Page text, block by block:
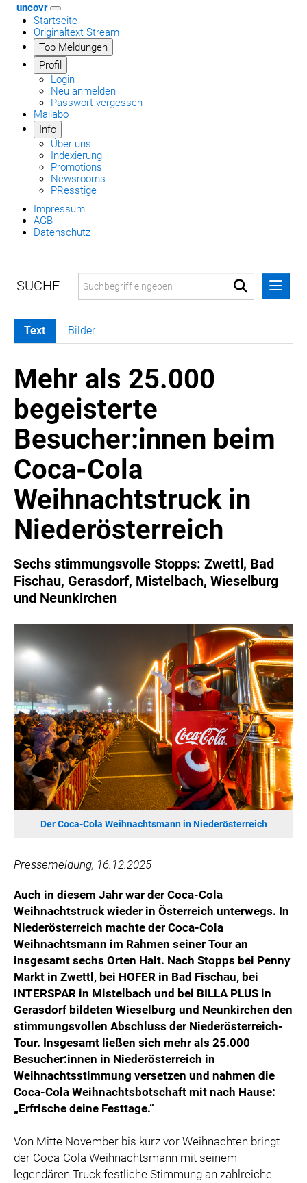
uncovr
Startseite
Originaltext Stream
Top Meldungen
Profil
Login
Neu anmelden
Passwort vergessen
Mailabo
Info
Über uns
Indexierung
Promotions
Newsrooms
PResstige
Impressum
AGB
Datenschutz
MELDUNGEN
COCA-COLA
Coca-Cola CUP
COCA-COLA HBC ÖSTERREICH
RÖMERQUELLE
ÖSTERREICHISCHE SPORTHILFE
KESCH
BARFLY'S CLUB
SPORTS MEDIA AUSTRIA
CULINARIUS
RECYCLEMICH-INITIATIVE
VIER HOCH VIER
ALFIES
WILHELM-EXNER-MEDAILLEN STIFTUNG
ADMIRAL SPORTWETTEN
EWP RECYCLING PFAND ÖSTERREICH
ANNEMARIE CHARITY
IMPERIAL MARKETS
TRÄGERVEREIN EINWEGPFAND
SPECIAL OLYMPICS ÖSTERREICH
MEDIA
PRESSEKONTAKT
Text Bilder
Mehr als 25.000
begeisterte
Besucher:innen beim
Coca-Cola
Weihnachtstruck in
Niederösterreich
Sechs stimmungsvolle Stopps: Zwettl, Bad
Fischau, Gerasdorf, Mistelbach, Wieselburg
und Neunkirchen
Der Coca-Cola Weihnachtsmann in Niederösterreich
Pressemeldung, 16.12.2025
Auch in diesem Jahr war der Coca-Cola
Weihnachtstruck wieder in Österreich unterwegs. In
Niederösterreich machte der Coca-Cola
Weihnachtsmann im Rahmen seiner Tour an
insgesamt sechs Orten Halt. Nach Stopps bei Penny
Markt in Zwettl, bei HOFER in Bad Fischau, bei
INTERSPAR in Mistelbach und bei BILLA PLUS in
Gerasdorf bildeten Wieselburg und Neunkirchen den
stimmungsvollen Abschluss der Niederösterreich-
Tour. Insgesamt ließen sich mehr als 25.000
Besucher:innen in Niederösterreich in
Weihnachtsstimmung versetzen und nahmen die
Coca-Cola Weihnachtsbotschaft mit nach Hause:
„Erfrische deine Festtage.“
Von Mitte November bis kurz vor Weihnachten bringt
der Coca-Cola Weihnachtsmann mit seinem
legendären Truck festliche Stimmung an zahlreiche